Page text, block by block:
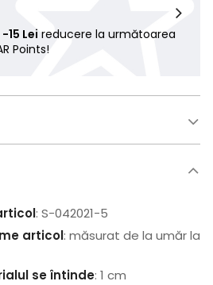
-15 Lei reducere la următoarea
Points!
: S-042021-5
articol: măsurat de la umăr la
se întinde: 1 cm